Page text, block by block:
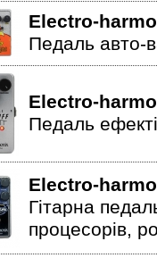
Electro-
Педаль авто-
Electro-
Педаль
Electro-
Гітарна
процесорів,